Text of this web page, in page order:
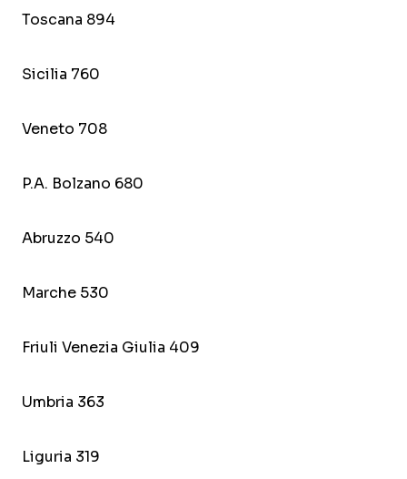
Toscana 894
Sicilia 760
Veneto 708
P.A. Bolzano 680
Abruzzo 540
Marche 530
Friuli Venezia Giulia 409
Umbria 363
Liguria 319